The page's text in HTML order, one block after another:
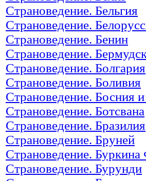
Страноведение. Бельгия
Страноведение.
Страноведение. Бенин
Страноведение.
Страноведение. Болгария
Страноведение. Боливия
Страноведение. Босния и
Страноведение. Ботсвана
Страноведение. Бразилия
Страноведение. Бруней
Страноведение. Буркина
Страноведение. Бурунди